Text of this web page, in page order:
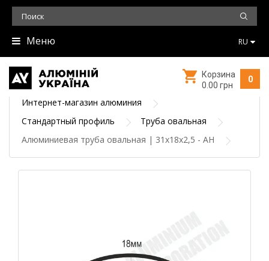
Меню RU
0
Корзина
0.00 грн
Интернет-магазин алюминия
Стандартный профиль
Труба овальная
Алюминиевая труба овальная | 31х18х2,5 - АН